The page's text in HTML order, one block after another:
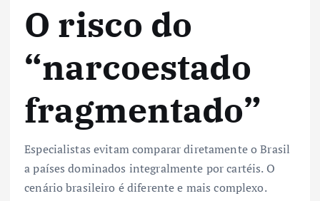
O risco do
“narcoestado
fragmentado”
Especialistas evitam comparar diretamente o Brasil
a países dominados integralmente por cartéis. O
cenário brasileiro é diferente e mais complexo.